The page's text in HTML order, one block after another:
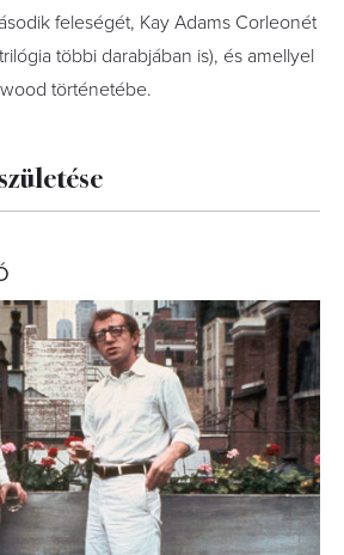
feleségét, Kay Adams Corleonét
többi darabjában is), és amellyel
történetébe.